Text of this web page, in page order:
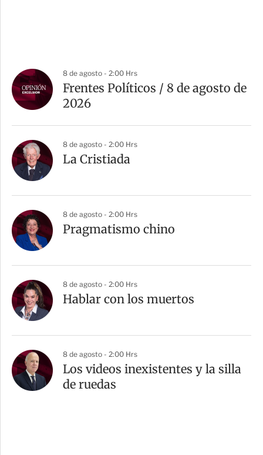
8 de agosto - 2:00 Hrs
Frentes Políticos / 8 de agosto de
2026
8 de agosto - 2:00 Hrs
La Cristiada
8 de agosto - 2:00 Hrs
Pragmatismo chino
8 de agosto - 2:00 Hrs
Hablar con los muertos
8 de agosto - 2:00 Hrs
Los videos inexistentes y la silla
de ruedas